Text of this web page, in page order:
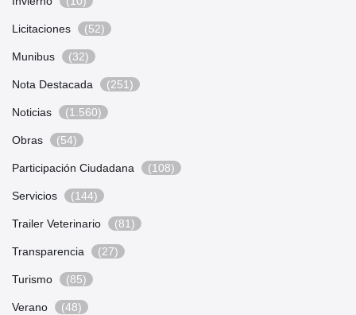
Licitaciones (52)
Munibus (32)
Nota Destacada (251)
Noticias (1.560)
Obras (54)
Participación Ciudadana (108)
Servicios (144)
Trailer Veterinario (81)
Transparencia (27)
Turismo (85)
Verano (48)